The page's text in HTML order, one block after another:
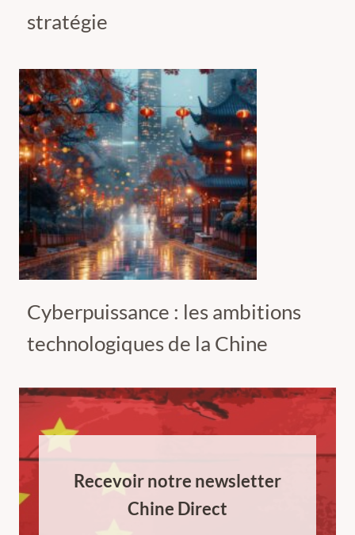
stratégie
Cyberpuissance : les ambitions
technologiques de la Chine
Recevoir notre newsletter
Chine Direct